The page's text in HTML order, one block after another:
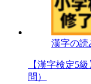
漢字の読
【漢字検定5
問）